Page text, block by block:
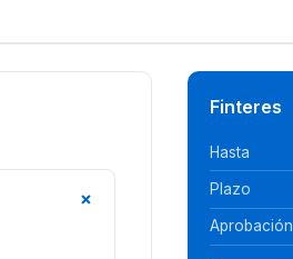
+
Finteres
Hasta
Plazo
Aprobación